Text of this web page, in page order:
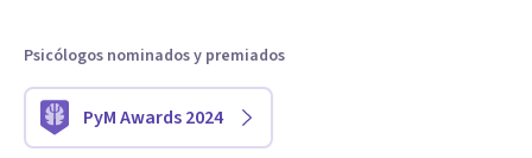
Psicólogos nominados y premiados
PyM Awards 2024